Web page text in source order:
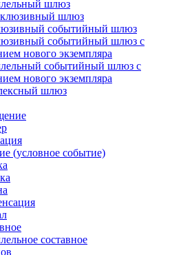
шлюз
шлюз
событийный шлюз
событийный шлюз с
нового экземпляра
событийный шлюз с
нового экземпляра
шлюз
(условное событие)
составное